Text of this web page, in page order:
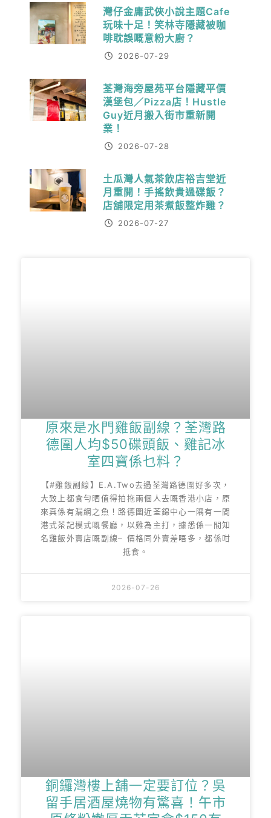
灣仔金庸武俠小說主題Cafe
玩味十足！笑林寺隱藏被咖
啡耽誤嘅意粉大廚？
2026-07-29
荃灣海旁屋苑平台隱藏平價
漢堡包／Pizza店！Hustle
Guy近月搬入街市重新開
業！
2026-07-28
土瓜灣人氣茶飲店裕吉堂近
月重開！手搖飲貴過碟飯？
店舖限定用茶煮飯整炸雞？
2026-07-27
原來是水門雞飯副線？荃灣路
德圍人均$50碟頭飯、雞記冰
室四寶係乜料？
【#雞飯副線】E.A.Two去過荃灣路德圍好多次，
大致上都食勻晒值得拍拖兩個人去嘅香港小店，原
來真係有漏網之魚！路德圍近荃錦中心一隅有一間
港式茶記模式嘅餐廳，以雞為主打，據悉係一間知
名雞飯外賣店嘅副線╴價格同外賣差唔多，都係咁
抵食。
2026-07-26
銅鑼灣樓上舖一定要訂位？吳
留手居酒屋燒物有驚喜！午市